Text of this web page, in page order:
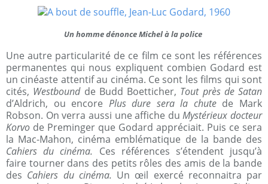
Un homme dénonce Michel à la police
Une autre particularité de ce film ce sont les références
permanentes qui nous expliquent combien Godard est
un cinéaste attentif au cinéma. Ce sont les films qui sont
cités, Westbound de Budd Boetticher, Tout près de Satan
d’Aldrich, ou encore Plus dure sera la chute de Mark
Robson. On verra aussi une affiche duMystérieux docteur
Korvo de Preminger que Godard appréciait. Puis ce sera
la Mac-Mahon, cinéma emblématique de la bande des
Cahiers du cinéma. Ces références s’étendent jusqu’à
faire tourner dans des petits rôles des amis de la bande
des Cahiers du cinéma. Un œil exercé reconnaitra par